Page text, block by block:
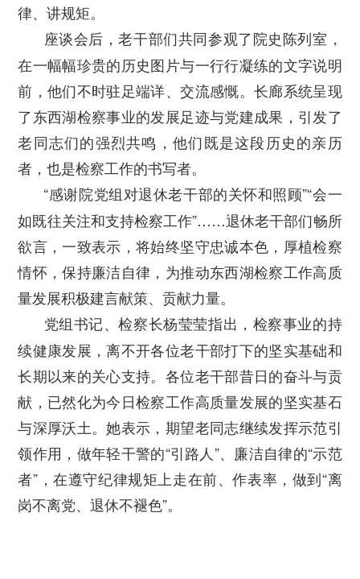
律、讲规矩。
座谈会后，老干部们共同参观了院史陈列室，
在一幅幅珍贵的历史图片与一行行凝练的文字说明
前，他们不时驻足端详、交流感慨。长廊系统呈现
了东西湖检察事业的发展足迹与党建成果，引发了
老同志们的强烈共鸣，他们既是这段历史的亲历
者，也是检察工作的书写者。
“感谢院党组对退休老干部的关怀和照顾”“会一
如既往关注和支持检察工作”……退休老干部们畅所
欲言，一致表示，将始终坚守忠诚本色，厚植检察
情怀，保持廉洁自律，为推动东西湖检察工作高质
量发展积极建言献策、贡献力量。
党组书记、检察长杨莹莹指出，检察事业的持
续健康发展，离不开各位老干部打下的坚实基础和
长期以来的关心支持。各位老干部昔日的奋斗与贡
献，已然化为今日检察工作高质量发展的坚实基石
与深厚沃土。她表示，期望老同志继续发挥示范引
领作用，做年轻干警的“引路人”、廉洁自律的“示范
者”，在遵守纪律规矩上走在前、作表率，做到“离
岗不离党、退休不褪色”。